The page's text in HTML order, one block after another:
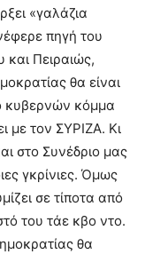
«γαλάζια
πηγή του
και Πειραιώς,
θα είναι
κυβερνών κόμμα
με τον ΣΥΡΙΖΑ. Κι
στο Συνέδριο μας
γκρίνιες. Όμως
σε τίποτα από
του τάε κβο ντο.
θα